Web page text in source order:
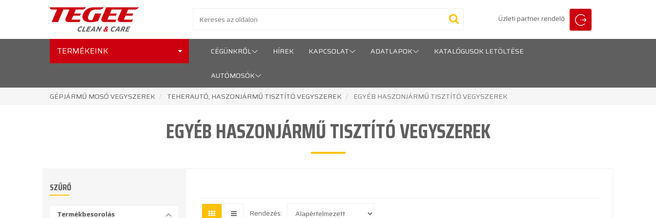
Üzleti partner rendelő
TERMÉKEINK CÉGÜNKRŐL HÍREK KAPCSOLAT ADATLAPOK KATALÓGUSOK LETÖLTÉSE
AUTÓMOSÓK
GÉPJÁRMŰ MOSÓ VEGYSZEREK
TEHERAUTÓ, HASZONJÁRMŰ TISZTÍTÓ VEGYSZEREK EGYÉB HASZONJÁRMŰ TISZTÍTÓ VEGYSZEREK
EGYÉB HASZONJÁRMŰ TISZTÍTÓ VEGYSZEREK
SZŰRŐ
Termékbesorolás
Rendezés: